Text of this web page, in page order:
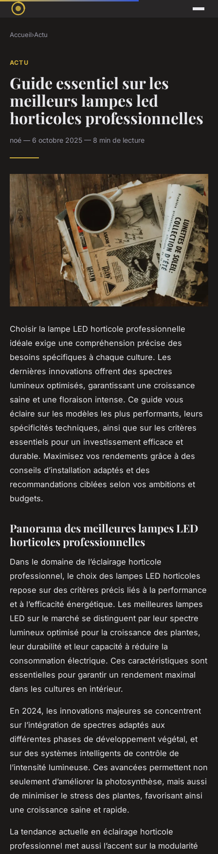
Accueil›Actu
ACTU
Guide essentiel sur les
meilleurs lampes led
horticoles professionnelles
noé — 6 octobre 2025 — 8 min de lecture
Choisir la lampe LED horticole professionnelle
idéale exige une compréhension précise des
besoins spécifiques à chaque culture. Les
dernières innovations offrent des spectres
lumineux optimisés, garantissant une croissance
saine et une floraison intense. Ce guide vous
éclaire sur les modèles les plus performants, leurs
spécificités techniques, ainsi que sur les critères
essentiels pour un investissement efficace et
durable. Maximisez vos rendements grâce à des
conseils d’installation adaptés et des
recommandations ciblées selon vos ambitions et
budgets.
Panorama des meilleures lampes LED
horticoles professionnelles
Dans le domaine de l’éclairage horticole
professionnel, le choix des lampes LED horticoles
repose sur des critères précis liés à la performance
et à l’efficacité énergétique. Les meilleures lampes
LED sur le marché se distinguent par leur spectre
lumineux optimisé pour la croissance des plantes,
leur durabilité et leur capacité à réduire la
consommation électrique. Ces caractéristiques sont
essentielles pour garantir un rendement maximal
dans les cultures en intérieur.
En 2024, les innovations majeures se concentrent
sur l’intégration de spectres adaptés aux
différentes phases de développement végétal, et
sur des systèmes intelligents de contrôle de
l’intensité lumineuse. Ces avancées permettent non
seulement d’améliorer la photosynthèse, mais aussi
de minimiser le stress des plantes, favorisant ainsi
une croissance saine et rapide.
La tendance actuelle en éclairage horticole
professionnel met aussi l’accent sur la modularité